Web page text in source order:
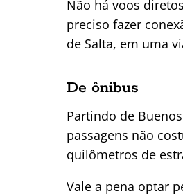
Não há voos
preciso fazer
de Salta, em uma
De ônibus
Partindo de
passagens não
quilômetros de
Vale a pena optar